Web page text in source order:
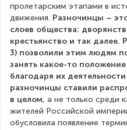
пролетарским этапами в
движения. Разночинцы –
слоев общества:
крестьянство и так
3) позволили этим людям
занять какое-то
благодаря их
разночинцы ставили
в целом, а не только среди
жителей Российской
обусловила появление